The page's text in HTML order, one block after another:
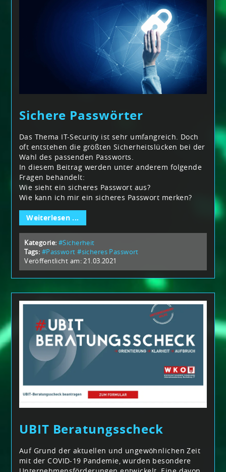
Sichere Passwörter
Das Thema IT-Security ist sehr umfangreich. Doch
oft entstehen die größten Sicherheitslücken bei der
Wahl des passenden Passworts.
In diesem Beitrag werden unter anderem folgende
Fragen behandelt:
Wie sieht ein sicheres Passwort aus?
Wie kann ich mir ein sicheres Passwort merken?
Weiterlesen ...
Kategorie: #Sicherheit
Tags: #Passwort #sicheres Passwort
Veröffentlicht am: 21.03.2021
UBIT Beratungsscheck
Auf Grund der aktuellen und ungewöhnlichen Zeit
mit der COVID-19 Pandemie, wurden besondere